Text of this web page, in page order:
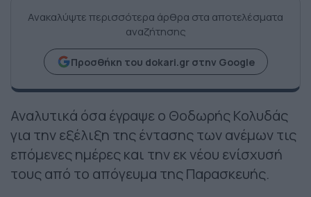
Ανακαλύψτε περισσότερα άρθρα στα αποτελέσματα
αναζήτησης
Προσθήκη του dokari.gr στην Google
Αναλυτικά όσα έγραψε ο Θοδωρής Κολυδάς
για την εξέλιξη της έντασης των ανέμων τις
επόμενες ημέρες και την εκ νέου ενίσχυσή
τους από το απόγευμα της Παρασκευής.